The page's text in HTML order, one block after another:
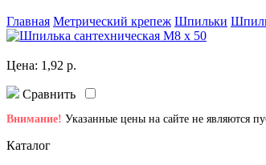
Главная Метрический крепеж Шпильки
Цена: 1,92 р.
Сравнить
Внимание! Указанные цены на сайте не являются
Каталог